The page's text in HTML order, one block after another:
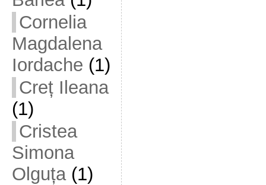
Cornelia
Magdalena
Iordache (1)
Creț Ileana
(1)
Cristea
Simona
Olguța(1)